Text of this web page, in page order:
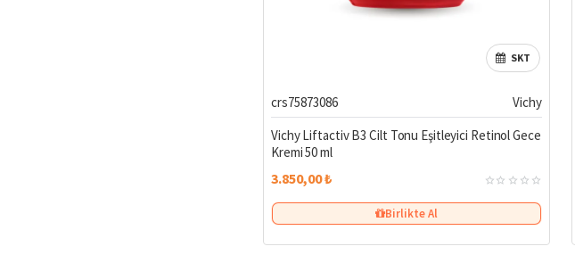
SKT
crs75873086
Vichy
Vichy Liftactiv B3 Cilt Tonu Eşitleyici Retinol Gece
Kremi 50 ml
3.850,00 ₺
Birlikte Al